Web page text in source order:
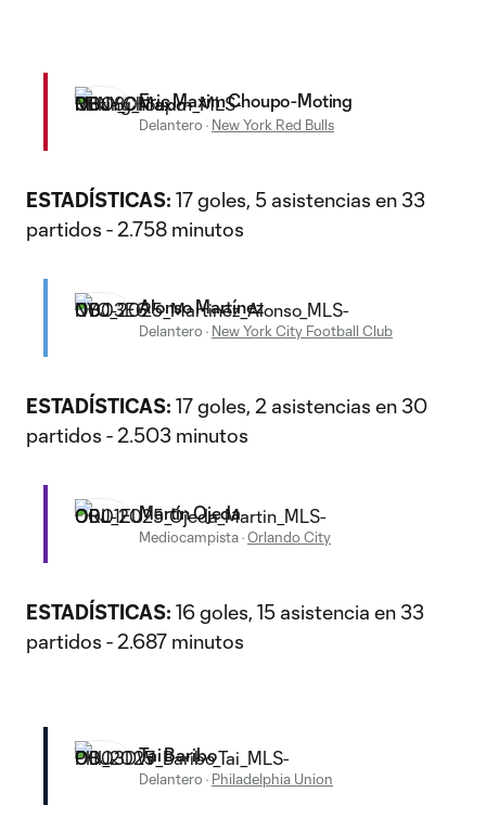
Eric Maxim Choupo-Moting
Delantero · New York Red Bulls
ESTADÍSTICAS: 17 goles, 5 asistencias en 33
partidos - 2.758 minutos
Alonso Martínez
Delantero · New York City Football Club
ESTADÍSTICAS: 17 goles, 2 asistencias en 30
partidos - 2.503 minutos
Martín Ojeda
Mediocampista·Orlando City
ESTADÍSTICAS: 16 goles, 15 asistencia en 33
partidos - 2.687 minutos
Tai Baribo
Delantero · Philadelphia Union